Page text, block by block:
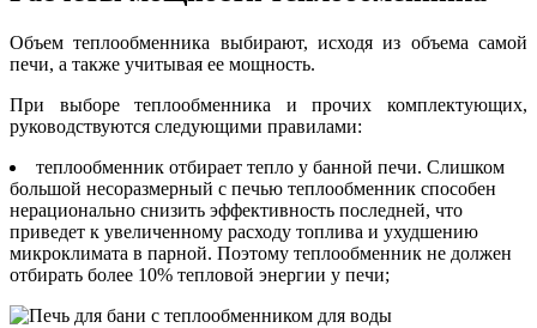
Объем теплообменника выбирают, исходя из объема самой
печи, а также учитывая ее мощность.
При выборе теплообменника и прочих комплектующих,
руководствуются следующими правилами:
теплообменник отбирает тепло у банной печи. Слишком
большой несоразмерный с печью теплообменник способен
нерационально снизить эффективность последней, что
приведет к увеличенному расходу топлива и ухудшению
микроклимата в парной. Поэтому теплообменник не должен
отбирать более 10% тепловой энергии у печи;